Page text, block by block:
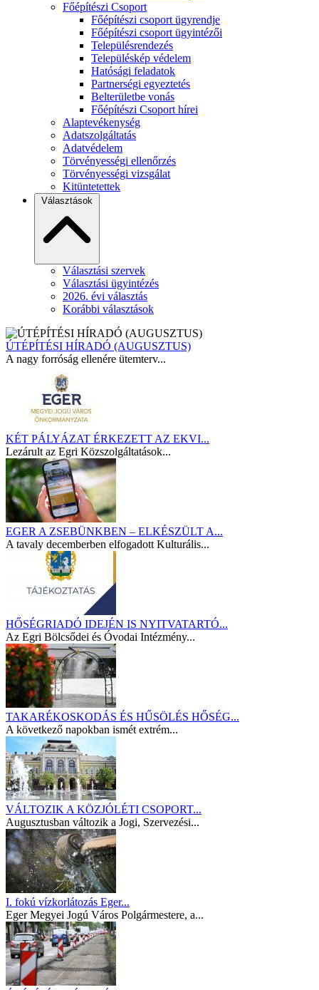
Főépítészi Csoport
Főépítészi csoport ügyrendje
Főépítészi csoport ügyintézői
Településrendezés
Településkép védelem
Hatósági feladatok
Partnerségi egyeztetés
Belterületbe vonás
Főépítészi Csoport hírei
Alaptevékenység
Adatszolgáltatás
Adatvédelem
Törvényességi ellenőrzés
Törvényességi vizsgálat
Kitüntetettek
Választások
Választási szervek
Választási ügyintézés
2026. évi választás
Korábbi választások
ÚTÉPÍTÉSI HÍRADÓ (AUGUSZTUS)
A nagy forróság ellenére ütemterv...
KÉT PÁLYÁZAT ÉRKEZETT AZ EKVI...
Lezárult az Egri Közszolgáltatások...
EGER A ZSEBÜNKBEN – ELKÉSZÜLT A...
A tavaly decemberben elfogadott Kulturális...
HŐSÉGRIADÓ IDEJÉN IS NYITVATARTÓ...
Az Egri Bölcsődei és Óvodai Intézmény...
TAKARÉKOSKODÁS ÉS HŰSÖLÉS HŐSÉG...
A következő napokban ismét extrém...
VÁLTOZIK A KÖZJÓLÉTI CSOPORT...
Augusztusban változik a Jogi, Szervezési...
I. fokú vízkorlátozás Eger...
Eger Megyei Jogú Város Polgármestere, a...